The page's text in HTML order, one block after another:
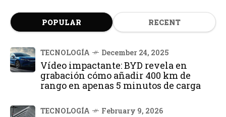
POPULAR RECENT
TECNOLOGÍA December 24, 2025
Vídeo impactante: BYD revela en
grabación cómo añadir 400 km de
rango en apenas 5 minutos de carga
TECNOLOGÍA February 9, 2026